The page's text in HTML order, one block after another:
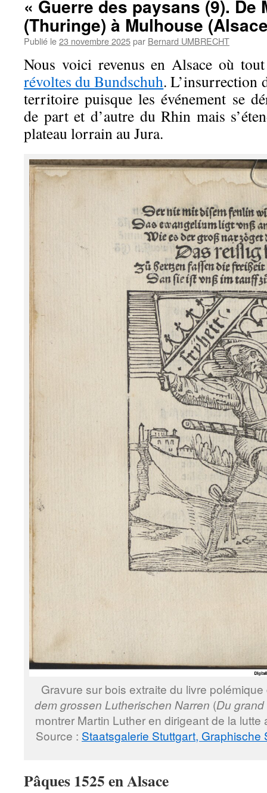
« Guerre des paysans (9). De
(Thuringe) à Mulhouse
Publié le23 novembre 2025par Bernard UMBRECHT
Nous voici revenus en Alsace où
révoltes du Bundschuh. L’insurrection
territoire puisque les événement se
de part et d’autre du Rhin mais
plateau lorrain au Jura.
Gravure sur bois extraite du livre
dem grossen Lutherischen Narren (Du
montrer Martin Luther en dirigeant de la
Source : Staatsgalerie Stuttgart,
Pâques 1525 en Alsace